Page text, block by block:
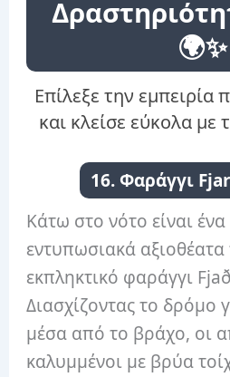
🌍✨
Επίλεξε την εμπειρία
και κλείσε εύκολα με
16. Φαράγγι
Κάτω στο νότο είναι
εντυπωσιακά αξιοθέατα
εκπληκτικό φαράγγι
Διασχίζοντας το δρόμο
μέσα από το βράχο, οι
καλυμμένοι με βρύα